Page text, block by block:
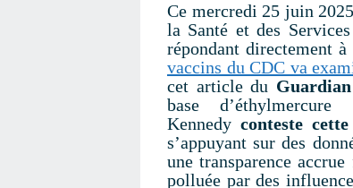
Ce mercredi 25 juin
la Santé et des
répondant directement à
vaccins du CDC va
cet article du
base
Kennedyconteste
s’appuyant sur des
une transparence
polluée par des